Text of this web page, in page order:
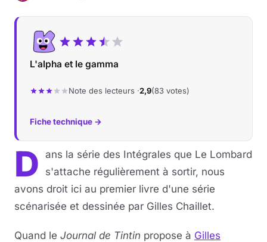
L'alpha et le gamma
Note des lecteurs ·2,9(83 votes)
Fiche technique →
D ans la série des Intégrales que Le Lombard
s'attache régulièrement à sortir, nous
avons droit ici au premier livre d'une série
scénarisée et dessinée par Gilles Chaillet.
Quand le Journal de Tintin propose à Gilles